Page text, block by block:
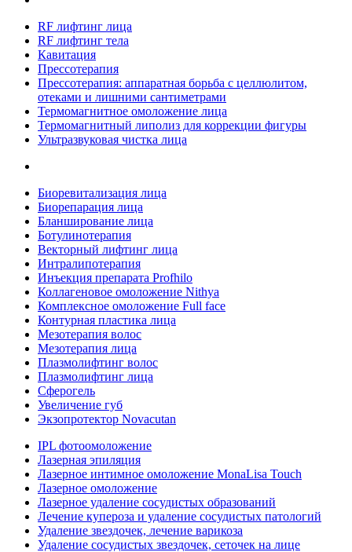
RF лифтинг лица
RF лифтинг тела
Кавитация
Прессотерапия
Прессотерапия: аппаратная борьба с целлюлитом,
отеками и лишними сантиметрами
Термомагнитное омоложение лица
Термомагнитный липолиз для коррекции фигуры
Ультразвуковая чистка лица
Биоревитализация лица
Биорепарация лица
Бланширование лица
Ботулинотерапия
Векторный лифтинг лица
Интралипотерапия
Инъекция препарата Profhilo
Коллагеновое омоложение Nithya
Комплексное омоложение Full face
Контурная пластика лица
Мезотерапия волос
Мезотерапия лица
Плазмолифтинг волос
Плазмолифтинг лица
Сферогель
Увеличение губ
Экзопротектор Novacutan
IPL фотоомоложение
Лазерная эпиляция
Лазерное интимное омоложение MonaLisa Touch
Лазерное омоложение
Лазерное удаление сосудистых образований
Лечение купероза и удаление сосудистых патологий
Удаление звездочек, лечение варикоза
Удаление сосудистых звездочек, сеточек на лице